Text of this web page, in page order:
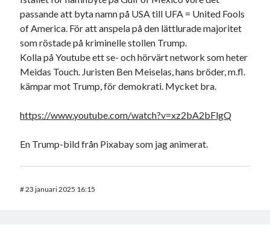
passande att byta namn på USA till UFA = United Fools
of America. För att anspela på den lättlurade majoritet
som röstade på kriminelle stollen Trump.
Kolla på Youtube ett se- och hörvärt network som heter
Meidas Touch. Juristen Ben Meiselas, hans bröder, m.fl.
kämpar mot Trump, för demokrati. Mycket bra.
https://www.youtube.com/watch?v=xz2bA2bFlgQ
En Trump-bild från Pixabay som jag animerat.
#23 januari 2025 16:15